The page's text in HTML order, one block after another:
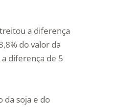
a diferença
do valor da
diferença de 5
da soja e do